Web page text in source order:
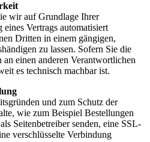
wir auf Grundlage Ihrer
Vertrags automatisiert
Dritten in einem gängigen,
zu lassen. Sofern Sie die
einen anderen Verantwortlichen
es technisch machbar ist.
und zum Schutz der
wie zum Beispiel Bestellungen
Seitenbetreiber senden, eine SSL-
verschlüsselte Verbindung